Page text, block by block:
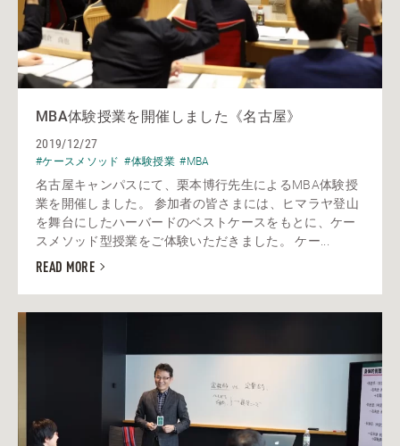
MBA体験授業を開催しました《名古屋》
2019/12/27
#ケースメソッド #体験授業 #MBA
名古屋キャンパスにて、栗本博行先生によるMBA体験授
業を開催しました。 参加者の皆さまには、ヒマラヤ登山
を舞台にしたハーバードのベストケースをもとに、ケー
スメソッド型授業をご体験いただきました。 ケー...
READ MORE